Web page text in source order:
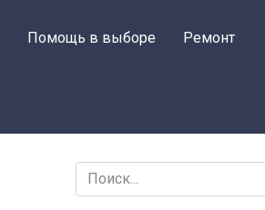
Помощь в выборе Ремонт
Search
for: